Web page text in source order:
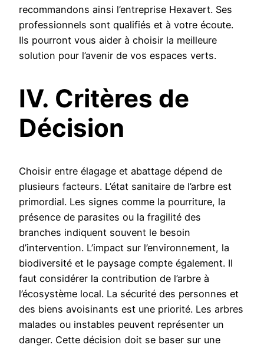
recommandons ainsi l’entreprise Hexavert. Ses
professionnels sont qualifiés et à votre écoute.
Ils pourront vous aider à choisir la meilleure
solution pour l’avenir de vos espaces verts.
IV. Critères de
Décision
Choisir entre élagage et abattage dépend de
plusieurs facteurs. L’état sanitaire de l’arbre est
primordial. Les signes comme la pourriture, la
présence de parasites ou la fragilité des
branches indiquent souvent le besoin
d’intervention. L’impact sur l’environnement, la
biodiversité et le paysage compte également. Il
faut considérer la contribution de l’arbre à
l’écosystème local. La sécurité des personnes et
des biens avoisinants est une priorité. Les arbres
malades ou instables peuvent représenter un
danger. Cette décision doit se baser sur une